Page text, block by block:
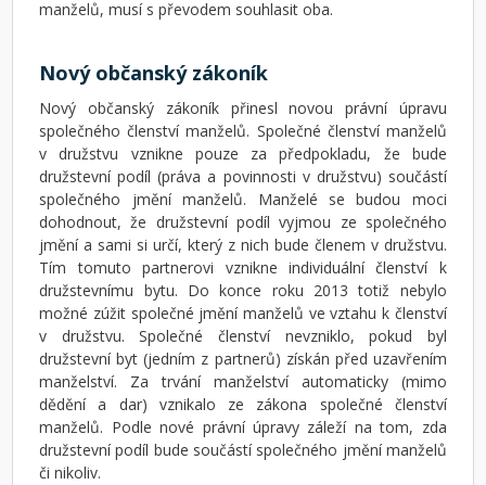
manželů, musí s převodem souhlasit oba.
Nový občanský zákoník
Nový občanský zákoník přinesl novou právní úpravu
společného členství manželů. Společné členství manželů
v družstvu vznikne pouze za předpokladu, že bude
družstevní podíl (práva a povinnosti v družstvu) součástí
společného jmění manželů. Manželé se budou moci
dohodnout, že družstevní podíl vyjmou ze společného
jmění a sami si určí, který z nich bude členem v družstvu.
Tím tomuto partnerovi vznikne individuální členství k
družstevnímu bytu. Do konce roku 2013 totiž nebylo
možné zúžit společné jmění manželů ve vztahu k členství
v družstvu. Společné členství nevzniklo, pokud byl
družstevní byt (jedním z partnerů) získán před uzavřením
manželství. Za trvání manželství automaticky (mimo
dědění a dar) vznikalo ze zákona společné členství
manželů. Podle nové právní úpravy záleží na tom, zda
družstevní podíl bude součástí společného jmění manželů
či nikoliv.